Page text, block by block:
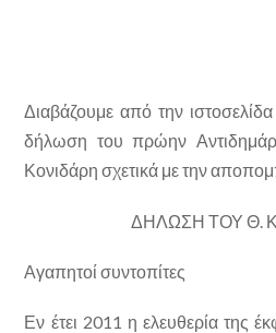
Διαβάζουμε από την
δήλωση του πρώην
Κονιδάρη σχετικά με την
ΔΗΛΩΣΗ ΤΟΥ Θ.
Αγαπητοί συντοπίτες
Εν έτει 2011 η ελευθερία της